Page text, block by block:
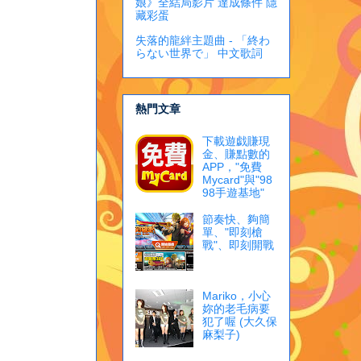
藏彩蛋
失落的龍絆主題曲 - 「終わ
らない世界で」 中文歌詞
熱門文章
下載遊戯賺現
金、賺點數的
APP，"免費
Mycard"與"98
98手遊基地"
節奏快、夠簡
單、"即刻槍
戰"、即刻開戰
Mariko，小心
妳的老毛病要
犯了喔 (大久保
麻梨子)